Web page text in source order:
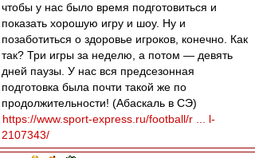
чтобы у нас было время подготовиться и
показать хорошую игру и шоу. Ну и
позаботиться о здоровье игроков, конечно. Как
так? Три игры за неделю, а потом — девять
дней паузы. У нас вся предсезонная
подготовка была почти такой же по
продолжительности! (Абаскаль в СЭ)
https://www.sport-express.ru/football/r ... l-
2107343/